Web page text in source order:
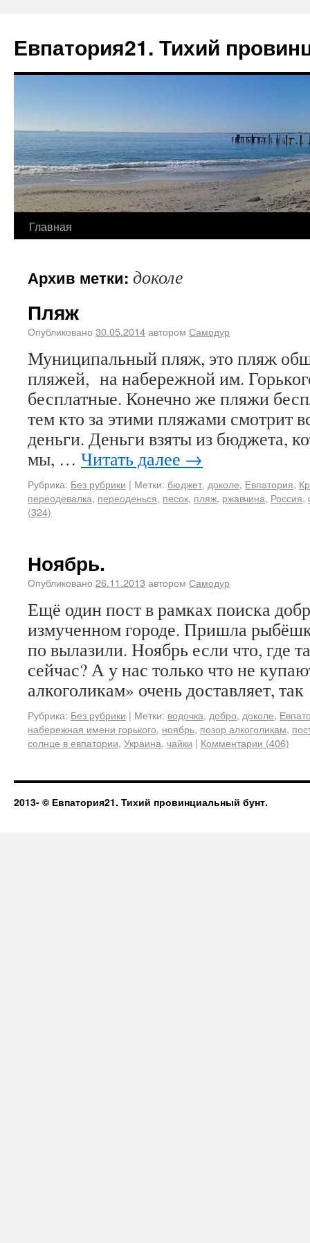
Евпатория21. Тихий
Главная
Архив метки: доколе
Пляж
Опубликовано 30.05.2014автором Самодур
Муниципальный пляж, это пляж
пляжей, на набережной им.
бесплатные. Конечно же пляжи
тем кто за этими пляжами смотрит
деньги. Деньги взяты из бюджета,
мы, … Читать далее →
Рубрика: Без рубрики | Метки: бюджет, доколе, Евпатория,
переодевалка, переоденься, песок, пляж, ржавчина, Россия,
(324)
Ноябрь.
Опубликовано 26.11.2013 автором Самодур
Ещё один пост в рамках поиска
измученном городе. Пришла
по вылазили. Ноябрь если что, где
сейчас? А у нас только что не
алкоголикам» очень доставляет,
Рубрика: Без рубрики | Метки: водочка, добро, доколе,
набережная имени горького, ноябрь, позор алкоголикам,
солнце в евпатории, Украина, чайки | Комментарии (406)
2013- © Евпатория21. Тихий провинциальный бунт.